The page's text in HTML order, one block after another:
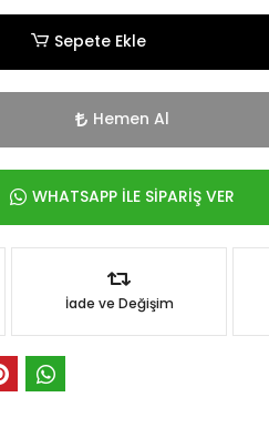
Sepete Ekle
Hemen Al
WHATSAPP İLE SİPARİŞ VER
İade ve Değişim